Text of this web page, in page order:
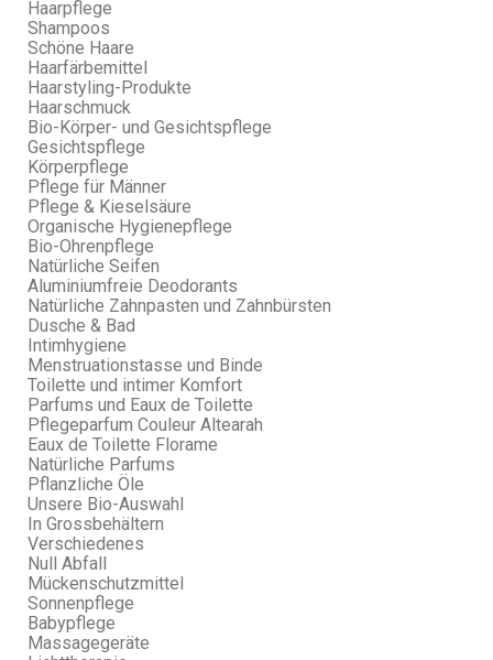
Haarpflege
Shampoos
Schöne Haare
Haarfärbemittel
Haarstyling-Produkte
Haarschmuck
Bio-Körper- und Gesichtspflege
Gesichtspflege
Körperpflege
Pflege für Männer
Pflege & Kieselsäure
Organische Hygienepflege
Bio-Ohrenpflege
Natürliche Seifen
Aluminiumfreie Deodorants
Natürliche Zahnpasten und Zahnbürsten
Dusche & Bad
Intimhygiene
Menstruationstasse und Binde
Toilette und intimer Komfort
Parfums und Eaux de Toilette
Pflegeparfum Couleur Altearah
Eaux de Toilette Florame
Natürliche Parfums
Pflanzliche Öle
Unsere Bio-Auswahl
In Grossbehältern
Verschiedenes
Null Abfall
Mückenschutzmittel
Sonnenpflege
Babypflege
Massagegeräte